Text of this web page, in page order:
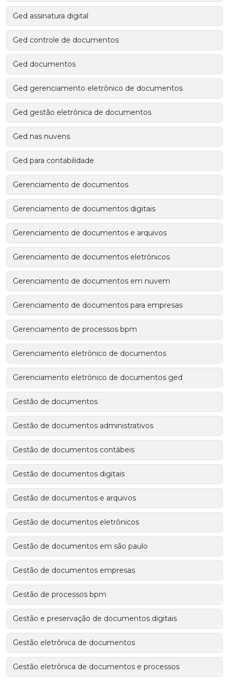
Ged assinatura digital
Ged controle de documentos
Ged documentos
Ged gerenciamento eletrônico de documentos
Ged gestão eletrônica de documentos
Ged nas nuvens
Ged para contabilidade
Gerenciamento de documentos
Gerenciamento de documentos digitais
Gerenciamento de documentos e arquivos
Gerenciamento de documentos eletrônicos
Gerenciamento de documentos em nuvem
Gerenciamento de documentos para empresas
Gerenciamento de processos bpm
Gerenciamento eletrônico de documentos
Gerenciamento eletrônico de documentos ged
Gestão de documentos
Gestão de documentos administrativos
Gestão de documentos contábeis
Gestão de documentos digitais
Gestão de documentos e arquivos
Gestão de documentos eletrônicos
Gestão de documentos em são paulo
Gestão de documentos empresas
Gestão de processos bpm
Gestão e preservação de documentos digitais
Gestão eletrônica de documentos
Gestão eletrônica de documentos e processos